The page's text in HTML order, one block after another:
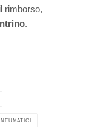
rimborso,
.